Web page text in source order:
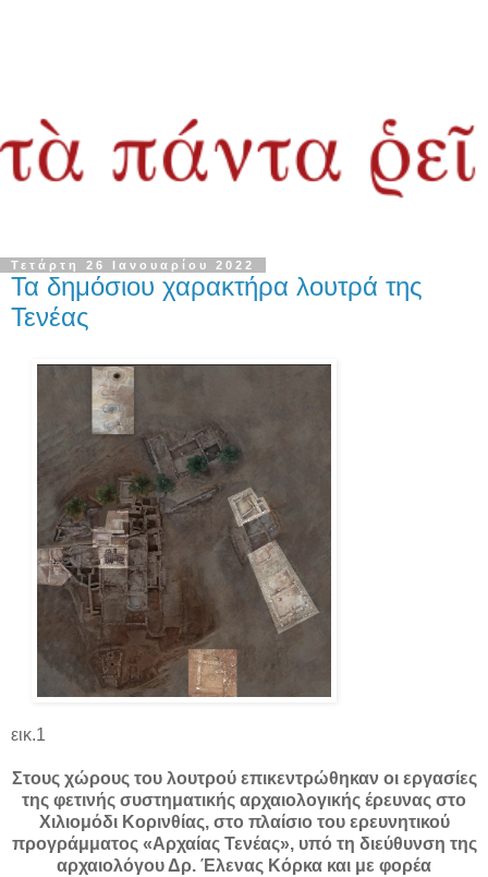
Τετάρτη 26 Ιανουαρίου 2022
Τα δημόσιου χαρακτήρα λουτρά της
Τενέας
εικ.1
Στους χώρους του λουτρού επικεντρώθηκαν οι εργασίες
της φετινής συστηματικής αρχαιολογικής έρευνας στο
Χιλιομόδι Κορινθίας, στο πλαίσιο του ερευνητικού
προγράμματος «Αρχαίας Τενέας», υπό τη διεύθυνση της
αρχαιολόγου Δρ. Έλενας Κόρκα και με φορέα